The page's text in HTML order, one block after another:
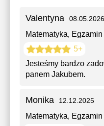
Valentyna 08.05.2026
Matematyka,
5+
Jesteśmy bardzo
panem Jakubem.
Monika 12.12.2025
Matematyka,